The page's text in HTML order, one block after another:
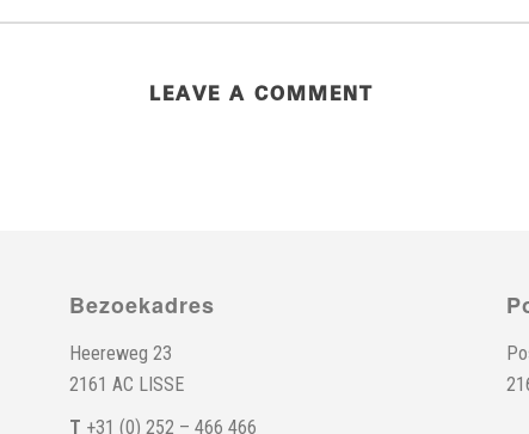
LEAVE A COMMENT
Bezoekadres
Heereweg 23
2161 AC LISSE
T +31 (0) 252 – 466 466